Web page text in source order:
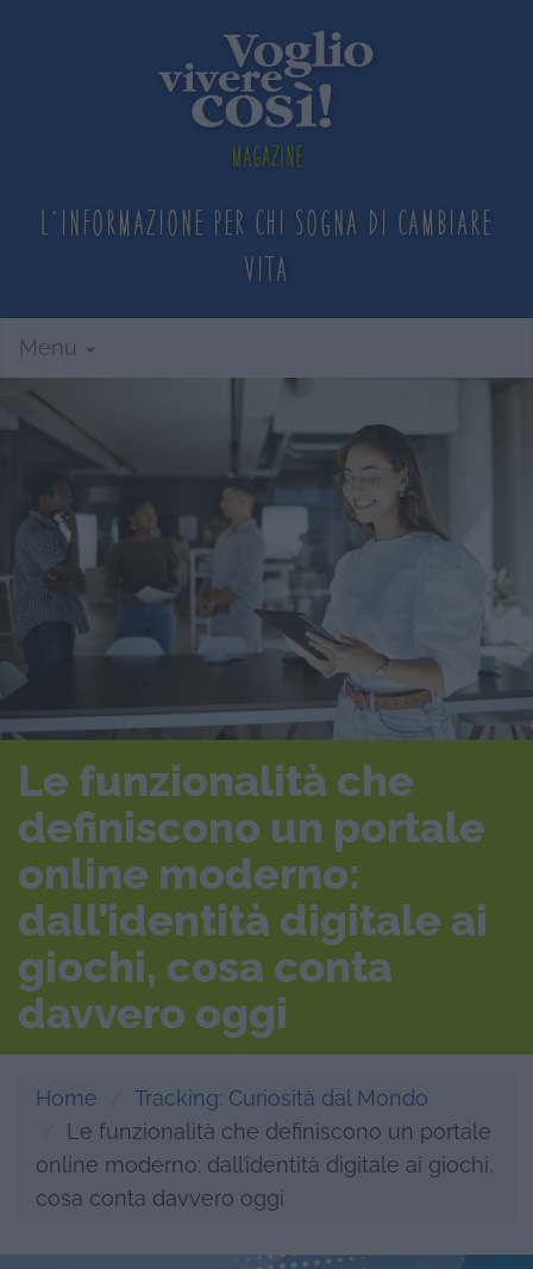
Magazine
L'informazione per chi sogna di cambiare
vita
Menu
Le funzionalità che
definiscono un portale
online moderno:
dall’identità digitale ai
giochi, cosa conta
davvero oggi
Home
Tracking: Curiosità dal Mondo
Le funzionalità che definiscono un portale
online moderno: dall’identità digitale ai giochi,
cosa conta davvero oggi